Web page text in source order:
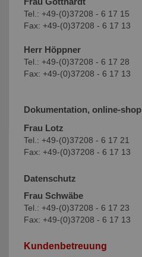
Tel.: +49-(0)37208 - 6 17 15
Fax: +49-(0)37208 - 6 17 13
Herr Höppner
Tel.: +49-(0)37208 - 6 17 28
Fax: +49-(0)37208 - 6 17 13
Dokumentation, online-shop
Frau Lotz
Tel.: +49-(0)37208 - 6 17 21
Fax: +49-(0)37208 - 6 17 13
Datenschutz
Frau Schwäbe
Tel.: +49-(0)37208 - 6 17 23
Fax: +49-(0)37208 - 6 17 13
Kundenbetreuung